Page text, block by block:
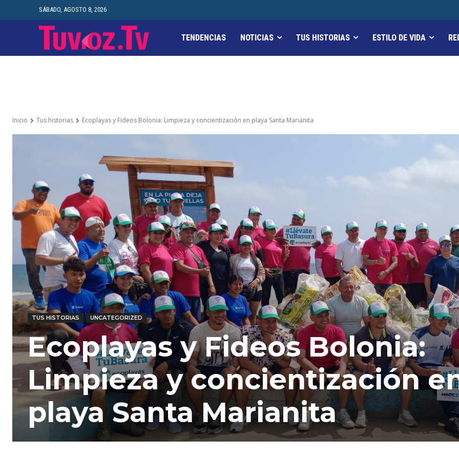
SÁBADO, AGOSTO 8, 2026
TENDENCIAS NOTICIAS TUS HISTORIAS ESTILO DE VIDA
Inicio Tus historias Ecoplayas y Fideos Bolonia: Limpieza y concientización en playa Santa Marianita
TUS HISTORIAS UNCATEGORIZED
Ecoplayas y Fideos Bolonia:
Limpieza y concientización
playa Santa Marianita